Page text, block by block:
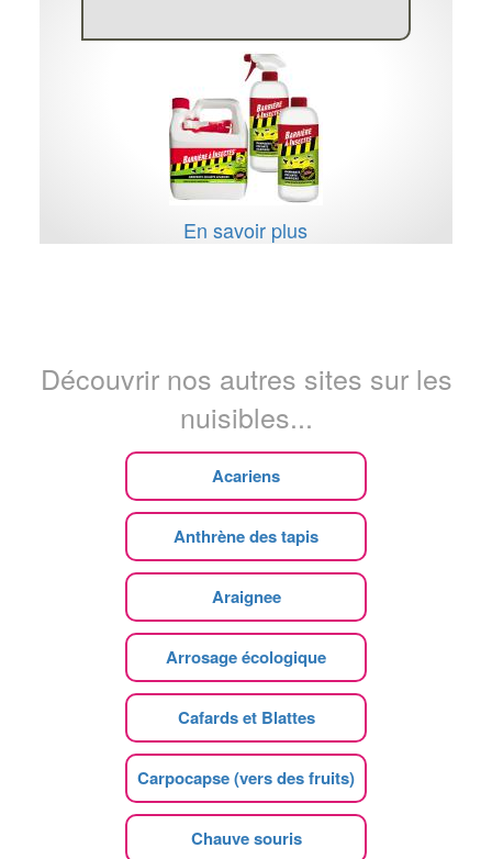
En savoir plus
Découvrir nos autres sites sur les
nuisibles...
Acariens
Anthrène des tapis
Araignee
Arrosage écologique
Cafards et Blattes
Carpocapse (vers des fruits)
Chauve souris